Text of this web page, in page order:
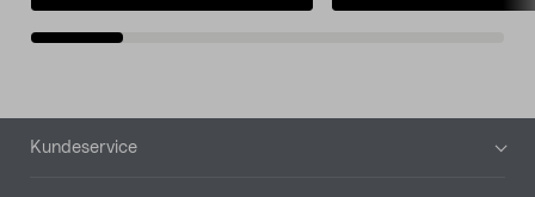
Bunntekst
Kundeservice